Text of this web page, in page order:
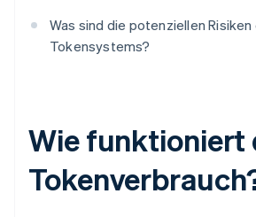
Was sind die potenziellen Risiken
Tokensystems?
Wie funktioniert